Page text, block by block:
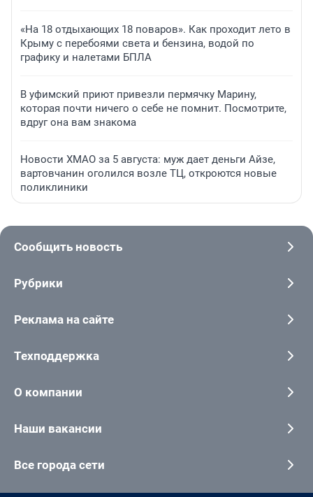
«На 18 отдыхающих 18 поваров». Как проходит лето в
Крыму с перебоями света и бензина, водой по
графику и налетами БПЛА
В уфимский приют привезли пермячку Марину,
которая почти ничего о себе не помнит. Посмотрите,
вдруг она вам знакома
Новости ХМАО за 5 августа: муж дает деньги Айзе,
вартовчанин оголился возле ТЦ, откроются новые
поликлиники
Сообщить новость
Рубрики
Реклама на сайте
Техподдержка
О компании
Наши вакансии
Все города сети